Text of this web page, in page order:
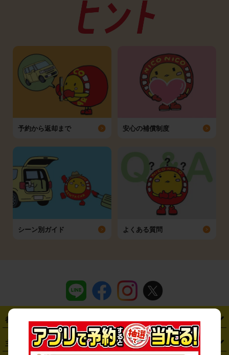
予約から返却まで 安心の補償制度
シーン別ガイド よくある質問
都道府県から探す
・ 北海道 ・青森県 ・岩手県 ・宮城県 ・秋田県 ・山形県
主要駅から探す